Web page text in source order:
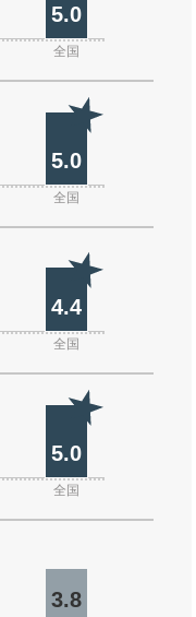
5.0
全国
5.0
全国
4.4
全国
5.0
全国
3.8